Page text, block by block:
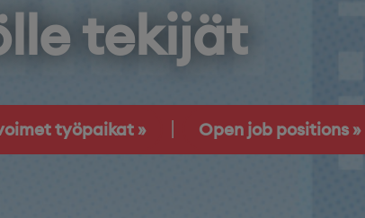
tekijät
työpaikat Open job positions